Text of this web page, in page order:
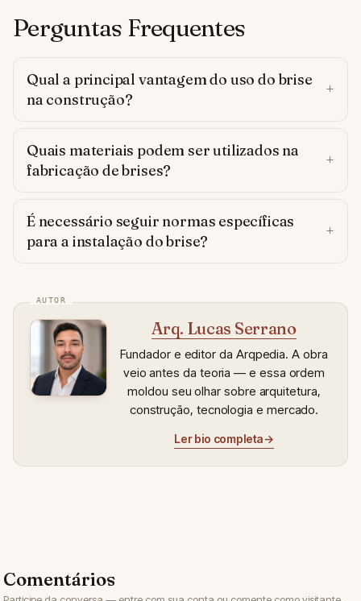
Perguntas Frequentes
Qual a principal vantagem do uso do brise
na construção?
Quais materiais podem ser utilizados na
fabricação de brises?
É necessário seguir normas específicas
para a instalação do brise?
Arq. Lucas Serrano
Fundador e editor da Arqpedia. A obra
veio antes da teoria — e essa ordem
moldou seu olhar sobre arquitetura,
construção, tecnologia e mercado.
Ler bio completa→